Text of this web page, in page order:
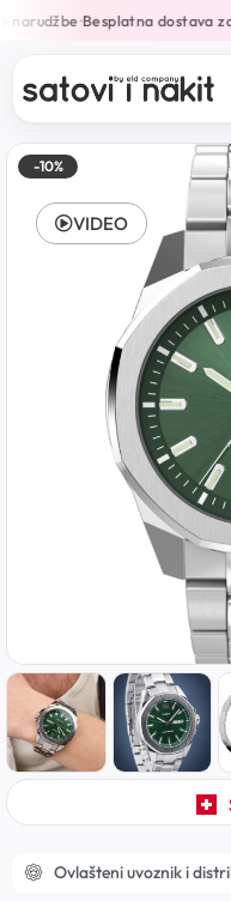
narudžbe•Besplatna dostava
-10%
VIDEO
Ovlašteni uvoznik i